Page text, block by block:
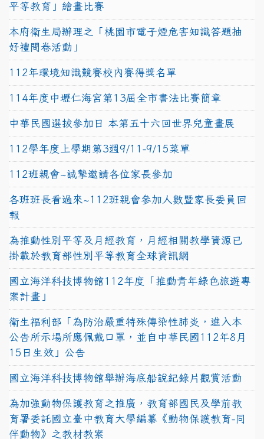
平等教育」繪畫比賽
本府衛生局辦理之「桃園市電子煙危害知識答題抽
好禮問卷活動」
112年環境知識競賽校內賽得獎名單
114年度中壢仁海宮第13屆全市書法比賽簡章
中華民國選拔參加日 本第五十六回世界兒童畫展
112學年度上學期第3週9/11-9/15菜單
112班親會~誠摯邀請各位家長參加
各班班長看過來~112班親會參加人數暨家長委員回
報
為推動性別平等及月經教育，月經相關教學資源已
掛載於教育部性別平等教育全球資訊網
國立海洋科技博物館112年度「推動青年綠色旅遊專
案計畫」
衛生福利部「為防治嚴重特殊傳染性肺炎，進入本
公告所示場所應佩戴口罩，並自中華民國112年8月
15日生效」公告
國立海洋科技博物館舉辦海底船說紀錄片觀賞活動
為加強動物保護教育之推廣，教育部國民及學前教
育署委託國立臺中教育大學編纂《動物保護教育-同
伴動物》之教材教案